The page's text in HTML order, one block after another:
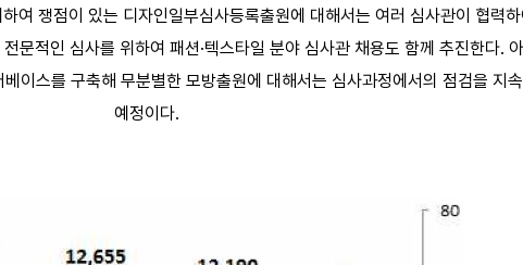
여 쟁점이 있는 디자인일부심사등록출원에 대해서는 여러 심사관이 협력하
문적인 심사를 위하여 패션·텍스타일 분야 심사관 채용도 함께 추진한다.
이스를 구축해 무분별한 모방출원에 대해서는 심사과정에서의 점검을 지
예정이다.